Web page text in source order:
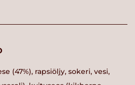
(47%), rapsiöljy, sokeri, vesi,